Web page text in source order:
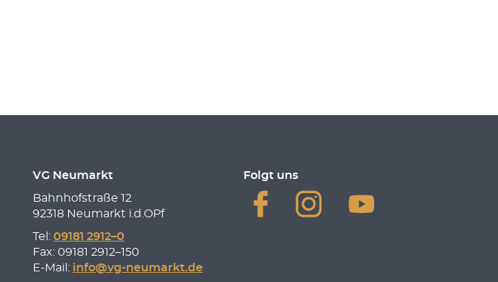
VG Neumarkt
Bahnhofstraße 12
92318 Neumarkt i.d.OPf
Tel: 09181 2912–0
Fax: 09181 2912–150
E-Mail: info@vg-neumarkt.de
Folgt uns